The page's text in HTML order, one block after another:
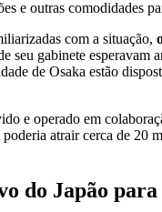
e outras comodidades
com a situação,
seu gabinete esperavam
de Osaka estão
e operado em
atrair cerca de 20
do Japão